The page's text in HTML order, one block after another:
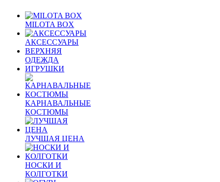
MILOTA BOX
АКСЕССУАРЫ
ВЕРХНЯЯ
ОДЕЖДА
ИГРУШКИ
КАРНАВАЛЬНЫЕ
КОСТЮМЫ
ЛУЧШАЯ ЦЕНА
НОСКИ И
КОЛГОТКИ